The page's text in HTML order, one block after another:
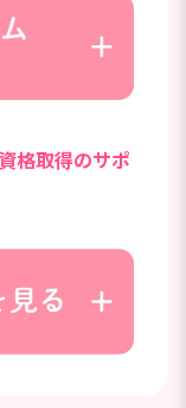
格取得のサポ